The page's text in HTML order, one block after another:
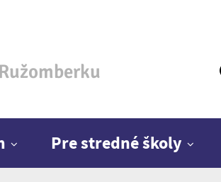
Pre stredné školy